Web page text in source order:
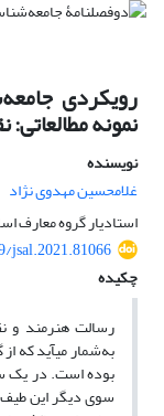
رویکردی
نمونه
نویسنده
غلامحسین مهدوی نژاد
استادیار گروه معارف
jsal.2021.81066
چکیده
رسالت هنرمند و
به‌شمار می­آید که
بوده است. در یک
سوی دیگر این